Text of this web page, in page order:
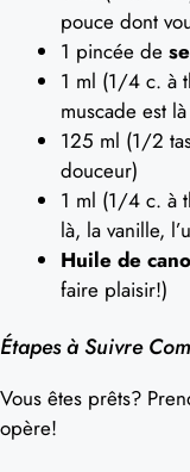
pouce dont
1 pincée de
1 ml (1/4 c. à
muscade est
125 ml (1/2
douceur)
1 ml (1/4 c. à
là, la vanille,
Huile de
faire plaisir!)
Étapes à Suivre
Vous êtes prêts?
opère!